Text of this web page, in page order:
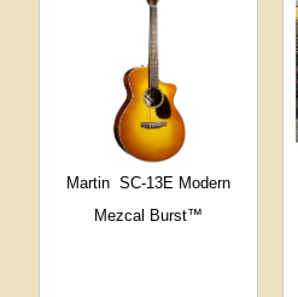
Martin SC-13E Modern
Mezcal Burst™